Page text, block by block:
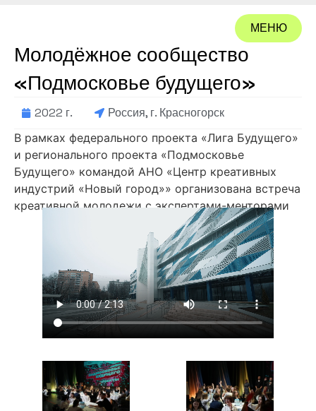
МЕНЮ
ЗАКРЫТЬ
Молодёжное сообщество
«Подмосковье будущего»
2022 г. Россия, г. Красногорск
В рамках федерального проекта «Лига Будущего»
и регионального проекта «Подмосковье
Будущего» командой АНО «Центр креативных
индустрий «Новый город»» организована встреча
креативной молодежи с экспертами-менторами